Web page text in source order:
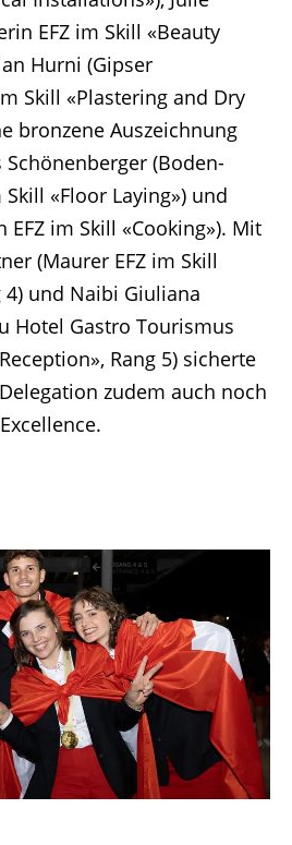
EFZ im Skill «Beauty
Hurni (Gipser
Skill «Plastering and Dry
bronzene Auszeichnung
(Boden-
«Floor Laying») und
EFZ im Skill «Cooking»). Mit
(Maurer EFZ im Skill
4) und Naibi Giuliana
Hotel Gastro Tourismus
Rang 5) sicherte
zudem auch noch